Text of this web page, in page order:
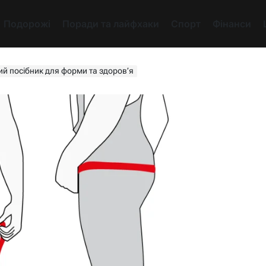
посібник для форми та здоров’я